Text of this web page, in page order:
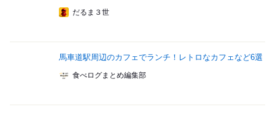
だるま３世
馬車道駅周辺のカフェでランチ！レトロなカフェなど6選
食べログまとめ編集部